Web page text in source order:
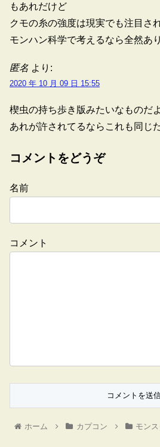
もあれだけど
クモの糸の強度は現実でも注目さ
モンハン科学で考えるなら全然あ
匿名 より:
2020 年 10 月 09 日 15:55
楔虫の持ち歩き版みたいなものだ
あれが許されてるならこれも同じ
コメントをどうぞ
名前
コメント
ホーム カプコン モン